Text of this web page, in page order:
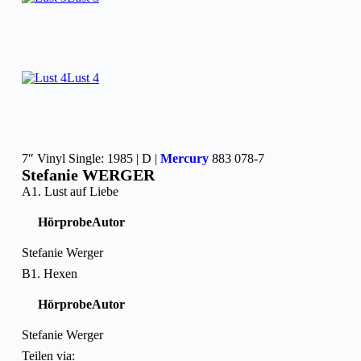
Lust 4
7″ Vinyl Single: 1985 | D | Mercury 883 078-7
Stefanie WERGER
A1. Lust auf Liebe
HörprobeAutor
Stefanie Werger
B1. Hexen
HörprobeAutor
Stefanie Werger
Teilen via: